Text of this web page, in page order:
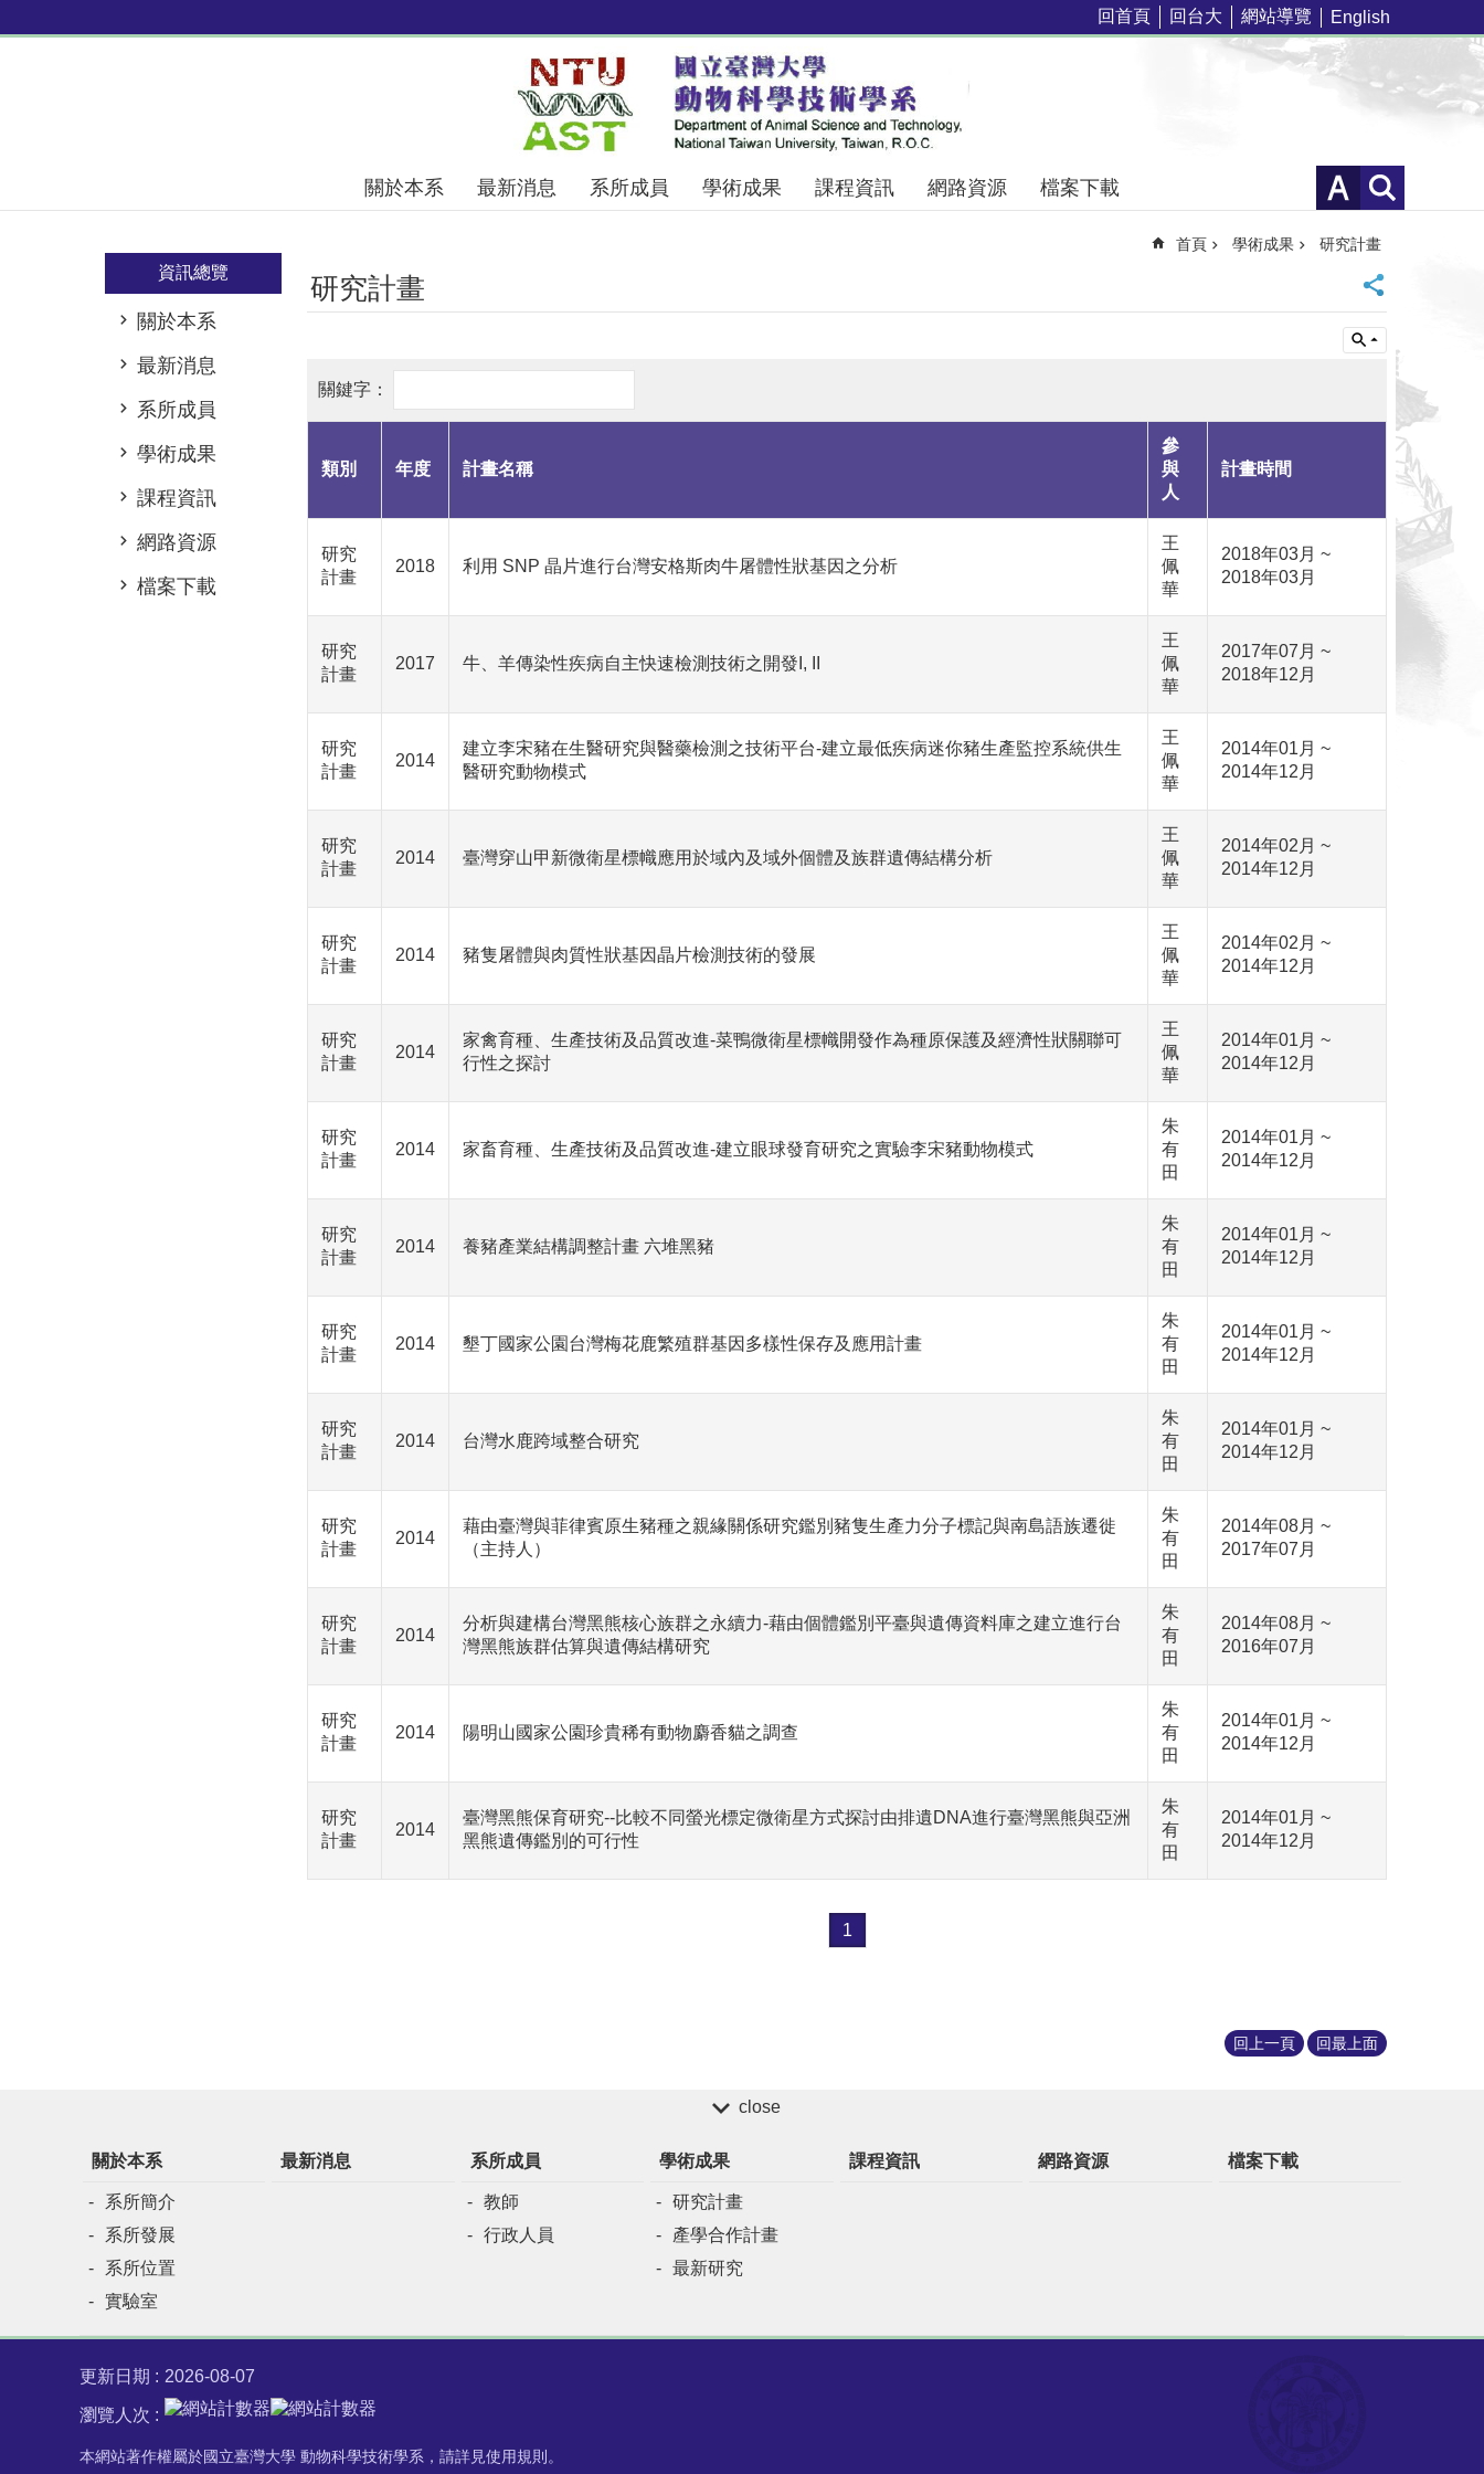
回首頁 回台大 網站導覽 English
關於本系 最新消息 系所成員 學術成果 課程資訊 網路資源 檔案下載
資訊總覽
關於本系
最新消息
系所成員
學術成果
課程資訊
網路資源
檔案下載
首頁 學術成果 研究計畫
研究計畫
類別 年度 計畫名稱
參
與
人
計畫時間
研究
計畫
2018 利用 SNP 晶片進行台灣安格斯肉牛屠體性狀基因之分析
王
佩
華
2018年03月 ~
2018年03月
研究
計畫
2017 牛、羊傳染性疾病自主快速檢測技術之開發I, II
王
佩
華
2017年07月 ~
2018年12月
研究
計畫
2014
建立李宋豬在生醫研究與醫藥檢測之技術平台-建立最低疾病迷你豬生產監控系統供生
醫研究動物模式
王
佩
華
2014年01月 ~
2014年12月
研究
計畫
2014 臺灣穿山甲新微衛星標幟應用於域內及域外個體及族群遺傳結構分析
王
佩
華
2014年02月 ~
2014年12月
研究
計畫
2014 豬隻屠體與肉質性狀基因晶片檢測技術的發展
王
佩
華
2014年02月 ~
2014年12月
研究
計畫
2014
家禽育種、生產技術及品質改進-菜鴨微衛星標幟開發作為種原保護及經濟性狀關聯可
行性之探討
王
佩
華
2014年01月 ~
2014年12月
研究
計畫
2014 家畜育種、生產技術及品質改進-建立眼球發育研究之實驗李宋豬動物模式
朱
有
田
2014年01月 ~
2014年12月
研究
計畫
2014 養豬產業結構調整計畫 六堆黑豬
朱
有
田
2014年01月 ~
2014年12月
研究
計畫
2014 墾丁國家公園台灣梅花鹿繁殖群基因多樣性保存及應用計畫
朱
有
田
2014年01月 ~
2014年12月
研究
計畫
2014 台灣水鹿跨域整合研究
朱
有
田
2014年01月 ~
2014年12月
研究
計畫
2014
藉由臺灣與菲律賓原生豬種之親緣關係研究鑑別豬隻生產力分子標記與南島語族遷徙
（主持人）
朱
有
田
2014年08月 ~
2017年07月
研究
計畫
2014
分析與建構台灣黑熊核心族群之永續力-藉由個體鑑別平臺與遺傳資料庫之建立進行台
灣黑熊族群估算與遺傳結構研究
朱
有
田
2014年08月 ~
2016年07月
研究
計畫
2014 陽明山國家公園珍貴稀有動物麝香貓之調查
朱
有
田
2014年01月 ~
2014年12月
研究
計畫
2014
臺灣黑熊保育研究--比較不同螢光標定微衛星方式探討由排遺DNA進行臺灣黑熊與亞洲
黑熊遺傳鑑別的可行性
朱
有
田
2014年01月 ~
2014年12月
1
回上一頁 回最上面
close
關於本系
系所簡介
系所發展
系所位置
實驗室
最新消息 系所成員
教師
行政人員
學術成果
研究計畫
產學合作計畫
最新研究
課程資訊 網路資源 檔案下載
更新日期 2026-08-07
瀏覽人次
本網站著作權屬於國立臺灣大學 動物科學技術學系，請詳見使用規則。